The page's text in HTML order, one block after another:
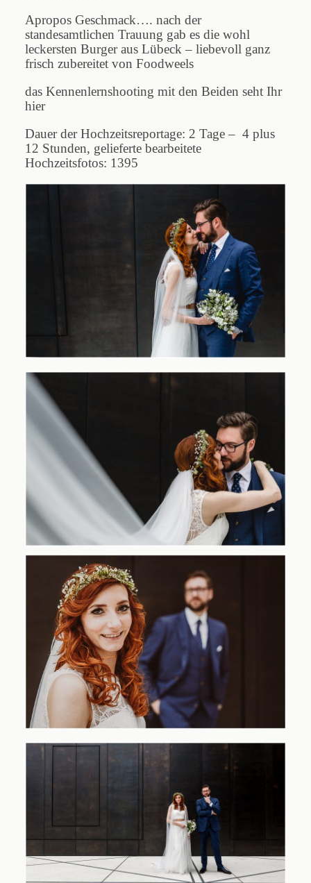
Apropos Geschmack…. nach der
standesamtlichen Trauung gab es die wohl
leckersten Burger aus Lübeck – liebevoll ganz
frisch zubereitet von Foodweels
das Kennenlernshooting mit den Beiden seht Ihr
hier
Dauer der Hochzeitsreportage: 2 Tage – 4 plus
12 Stunden, gelieferte bearbeitete
Hochzeitsfotos: 1395